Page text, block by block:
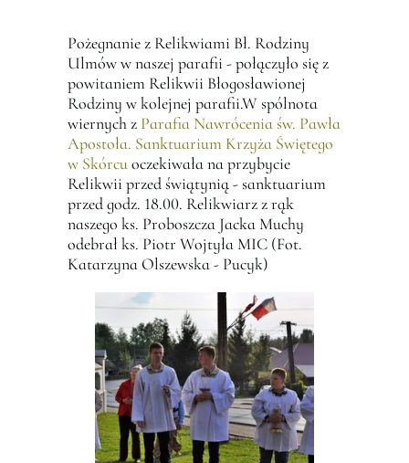
Pożegnanie z Relikwiami Bł. Rodziny
Ulmów w naszej parafii - połączyło się z
powitaniem Relikwii Błogosławionej
Rodziny w kolejnej parafii.W spólnota
wiernych z Parafia Nawrócenia św. Pawła
Apostoła. Sanktuarium Krzyża Świętego
w Skórcuoczekiwała na przybycie
Relikwii przed świątynią - sanktuarium
przed godz. 18.00. Relikwiarz z rąk
naszego ks. Proboszcza Jacka Muchy
odebrał ks. Piotr Wojtyła MIC (Fot.
Katarzyna Olszewska - Pucyk)